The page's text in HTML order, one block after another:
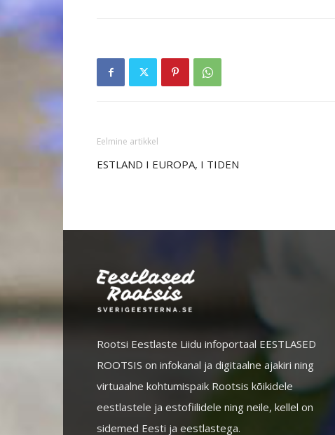
Eelmine artikkel
ESTLAND I EUROPA, I TIDEN
Rootsi Eestlaste Liidu infoportaal EESTLASED
ROOTSIS on infokanal ja digitaalne ajakiri ning
virtuaalne kohtumispaik Rootsis kõikidele
eestlastele ja estofiilidele ning neile, kellel on
sidemed Eesti ja eestlastega.